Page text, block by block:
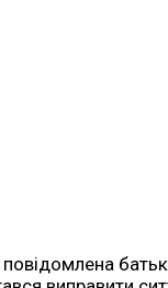
повідомлена